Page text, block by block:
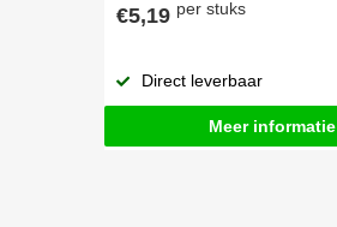
€5,19 per stuks
Direct leverbaar
Meer informatie